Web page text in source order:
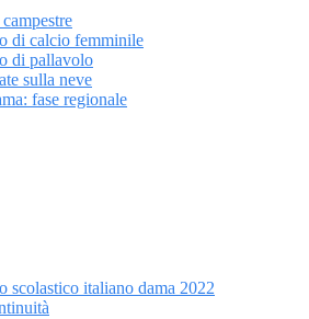
di calcio femminile
di pallavolo
sulla neve
fase regionale
scolastico italiano dama 2022